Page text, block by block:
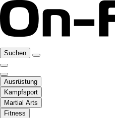
Suchen
Ausrüstung
Kampfsport
Martial Arts
Fitness